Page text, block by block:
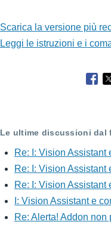
Scarica la versione più
Leggi le istruzioni e i
Le ultime discussioni dal
Re: I: Vision
Re: I: Vision
Re: I: Vision
I: Vision Assistant e
Re: Alerta! Addon